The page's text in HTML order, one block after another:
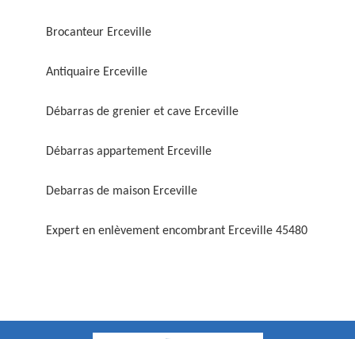
Brocanteur Erceville
Antiquaire Erceville
Débarras de grenier et cave Erceville
Débarras appartement Erceville
Debarras de maison Erceville
Expert en enlèvement encombrant Erceville 45480